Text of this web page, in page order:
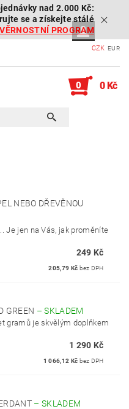
nad 2.000 Kč:
se a získejte stálé
VĚRNOSTNÍ PROGRAM
CZK EUR
0 0 Kč
NEBO DŘEVĚNOU
Je jen na Vás, jak proměníte
249 Kč
205,79 Kč bez DPH
GREEN –SKLADEM
gramů je skvělým doplňkem
1 290 Kč
1 066,12 Kč bez DPH
–SKLADEM